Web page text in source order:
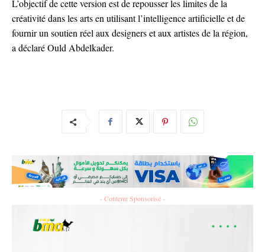
L’objectif de cette version est de repousser les limites de la
créativité dans les arts en utilisant l’intelligence artificielle et de
fournir un soutien réel aux designers et aux artistes de la région,
a déclaré Ould Abdelkader.
- Contenu Sponsorisé -